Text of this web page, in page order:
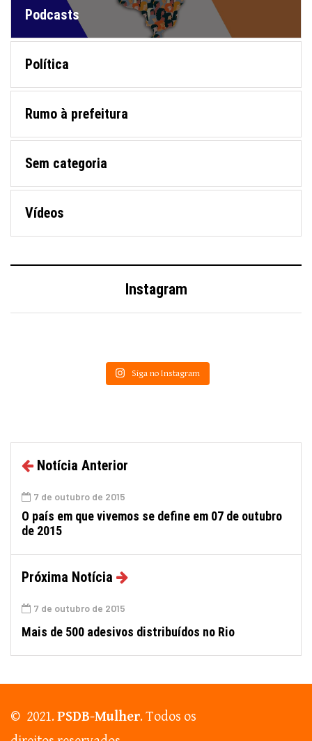
Podcasts
Política
Rumo à prefeitura
Sem categoria
Vídeos
Instagram
Siga no Instagram
Notícia Anterior
7 de outubro de 2015
O país em que vivemos se define em 07 de outubro
de 2015
Próxima Notícia
7 de outubro de 2015
Mais de 500 adesivos distribuídos no Rio
© 2021.PSDB-Mulher. Todos os